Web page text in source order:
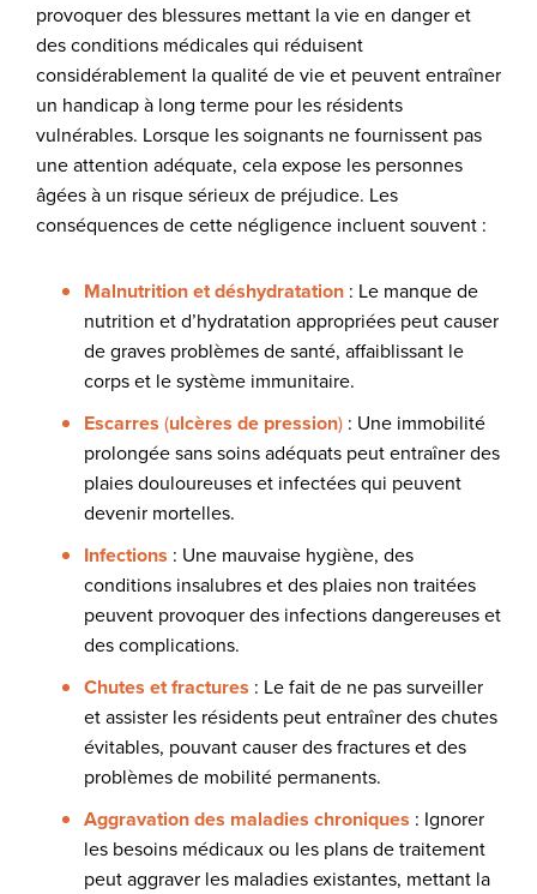
provoquer des blessures mettant la vie en danger et
des conditions médicales qui réduisent
considérablement la qualité de vie et peuvent entraîner
un handicap à long terme pour les résidents
vulnérables. Lorsque les soignants ne fournissent pas
une attention adéquate, cela expose les personnes
âgées à un risque sérieux de préjudice. Les
conséquences de cette négligence incluent souvent :
Malnutrition et déshydratation : Le manque de
nutrition et d’hydratation appropriées peut causer
de graves problèmes de santé, affaiblissant le
corps et le système immunitaire.
Escarres (ulcères de pression) : Une immobilité
prolongée sans soins adéquats peut entraîner des
plaies douloureuses et infectées qui peuvent
devenir mortelles.
Infections : Une mauvaise hygiène, des
conditions insalubres et des plaies non traitées
peuvent provoquer des infections dangereuses et
des complications.
Chutes et fractures : Le fait de ne pas surveiller
et assister les résidents peut entraîner des chutes
évitables, pouvant causer des fractures et des
problèmes de mobilité permanents.
Aggravation des maladies chroniques : Ignorer
les besoins médicaux ou les plans de traitement
peut aggraver les maladies existantes, mettant la